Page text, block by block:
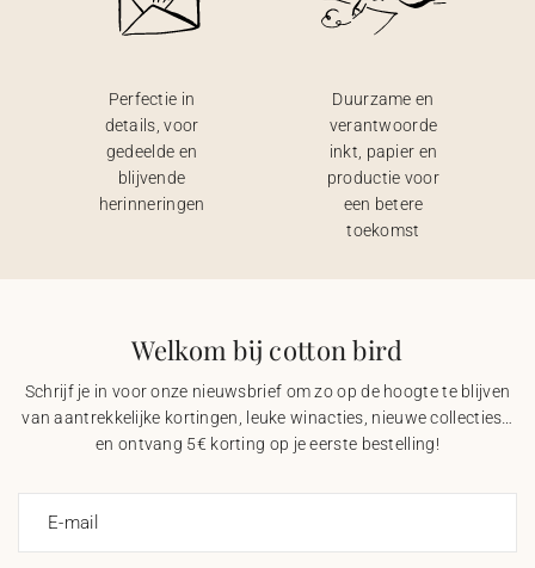
Perfectie in
details, voor
gedeelde en
blijvende
herinneringen
Duurzame en
verantwoorde
inkt, papier en
productie voor
een betere
toekomst
Welkom bij cotton bird
Schrijf je in voor onze nieuwsbrief om zo op de hoogte te blijven
van aantrekkelijke kortingen, leuke winacties, nieuwe collecties…
en ontvang 5€ korting op je eerste bestelling!
E-mail